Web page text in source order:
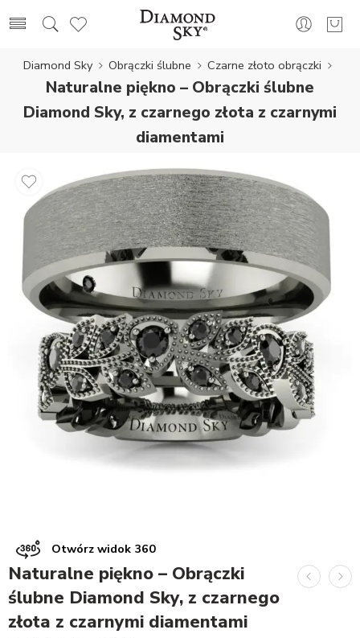
Diamond Sky Obrączki ślubne Czarne złoto obrączki
Naturalne piękno – Obrączki ślubne
Diamond Sky, z czarnego złota z czarnymi
diamentami
Otwórz widok 360
Naturalne piękno – Obrączki
ślubne Diamond Sky, z czarnego
złota z czarnymi diamentami